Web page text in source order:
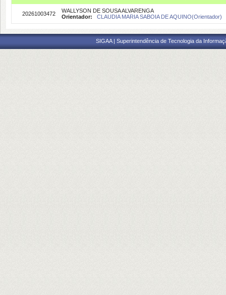
20261003472
WALLYSON DE SOUSA ALVARENGA
Orientador:
CLAUDIA MARIA SABOIA DE AQUINO(Orientador)
SIGAA | Superintendência de Tecnologia da